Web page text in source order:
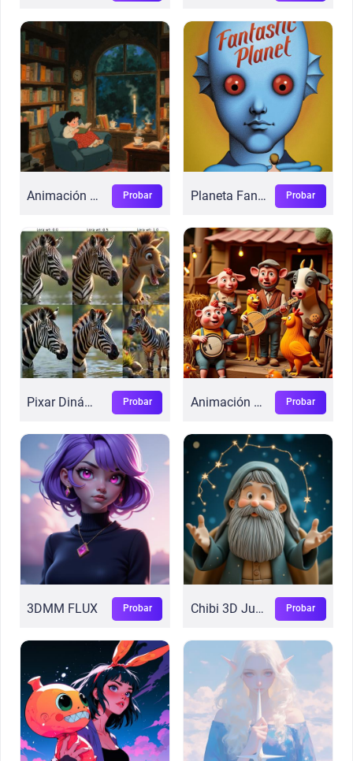
Animación Lo-fi Probar Planeta Fantástico Probar
Pixar Dinámico Probar Animación de Arcilla Probar
3DMM FLUX Probar Chibi 3D Juguete Probar